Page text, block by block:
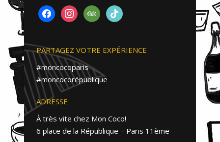
FACEBOOKINSTAGRAMTRIPADVISOR
TIKTOK
PARTAGEZ VOTRE EXPÉRIENCE
#moncocoparis
#moncocorépublique
ADRESSE
À très vite chez Mon Coco!
6 place de la République – Paris 11ème